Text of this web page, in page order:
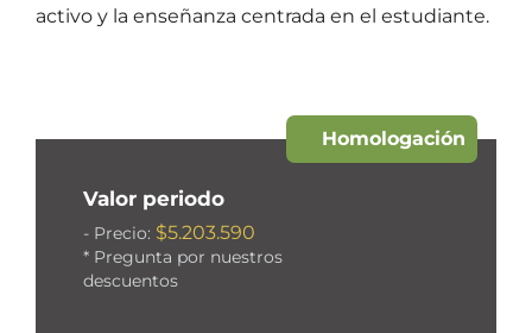
activo y la enseñanza centrada en el estudiante.
Homologación
Valor periodo
- Precio: $5.203.590
* Pregunta por nuestros
descuentos